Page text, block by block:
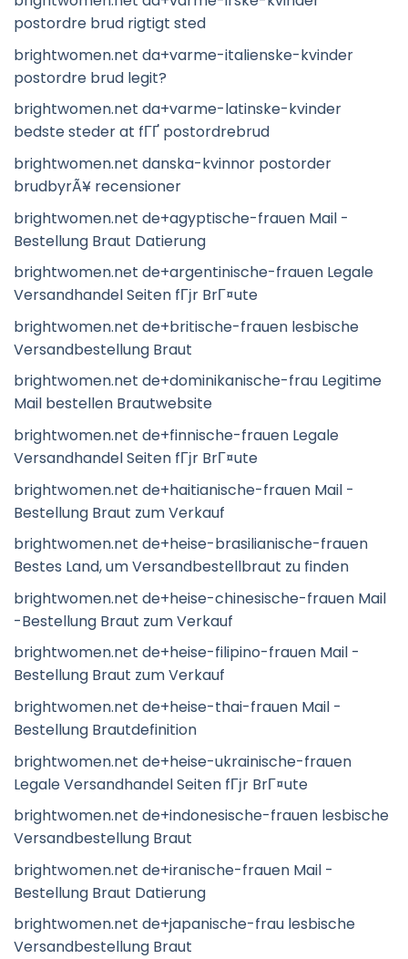
postordre brud rigtigt sted
brightwomen.net da+varme-italienske-kvinder
postordre brud legit?
brightwomen.net da+varme-latinske-kvinder
bedste steder at fГҐ postordrebrud
brightwomen.net danska-kvinnor postorder
brudbyrÃ¥ recensioner
brightwomen.net de+agyptische-frauen Mail -
Bestellung Braut Datierung
brightwomen.net de+argentinische-frauen Legale
Versandhandel Seiten fГјr BrГ¤ute
brightwomen.net de+britische-frauen lesbische
Versandbestellung Braut
brightwomen.net de+dominikanische-frau Legitime
Mail bestellen Brautwebsite
brightwomen.net de+finnische-frauen Legale
Versandhandel Seiten fГјr BrГ¤ute
brightwomen.net de+haitianische-frauen Mail -
Bestellung Braut zum Verkauf
brightwomen.net de+heise-brasilianische-frauen
Bestes Land, um Versandbestellbraut zu finden
brightwomen.net de+heise-chinesische-frauen Mail
-Bestellung Braut zum Verkauf
brightwomen.net de+heise-filipino-frauen Mail -
Bestellung Braut zum Verkauf
brightwomen.net de+heise-thai-frauen Mail -
Bestellung Brautdefinition
brightwomen.net de+heise-ukrainische-frauen
Legale Versandhandel Seiten fГјr BrГ¤ute
brightwomen.net de+indonesische-frauen lesbische
Versandbestellung Braut
brightwomen.net de+iranische-frauen Mail -
Bestellung Braut Datierung
brightwomen.net de+japanische-frau lesbische
Versandbestellung Braut